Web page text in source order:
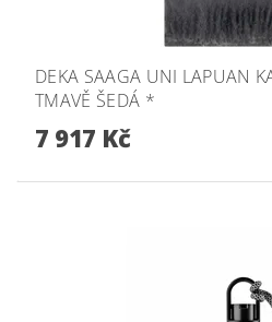
DEKA SAAGA UNI LAPUAN
TMAVĚ ŠEDÁ *
7 917 Kč